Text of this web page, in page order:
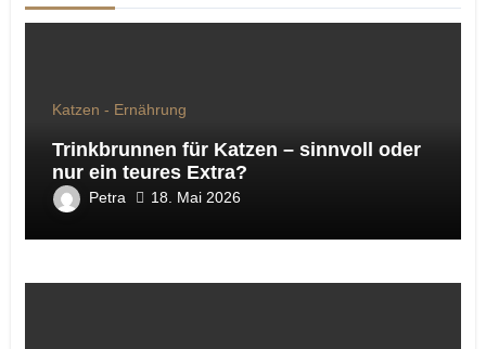
Katzen - Ernährung
Trinkbrunnen für Katzen – sinnvoll oder
nur ein teures Extra?
Petra 18. Mai 2026